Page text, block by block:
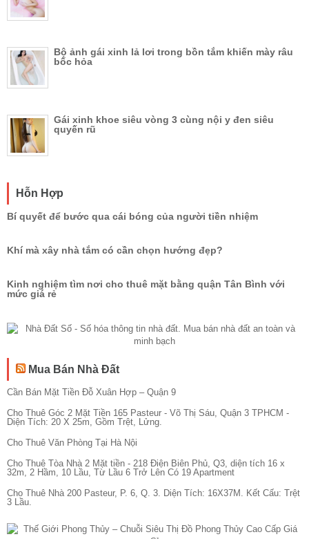
Bộ ảnh gái xinh lả lơi trong bồn tắm khiến mày râu
bốc hỏa
Gái xinh khoe siêu vòng 3 cùng nội y đen siêu
quyến rũ
Hỗn Hợp
Bí quyết để bước qua cái bóng của người tiền nhiệm
Khí mà xây nhà tắm có cần chọn hướng đẹp?
Kinh nghiệm tìm nơi cho thuê mặt bằng quận Tân Bình với
mức giá rẻ
Mua Bán Nhà Đất
Cần Bán Mặt Tiền Đỗ Xuân Hợp – Quận 9
Cho Thuê Góc 2 Mặt Tiền 165 Pasteur - Võ Thị Sáu, Quận 3 TPHCM -
Diện Tích: 20 X 25m, Gồm Trệt, Lửng.
Cho Thuê Văn Phòng Tại Hà Nội
Cho Thuê Tòa Nhà 2 Mặt tiền - 218 Điện Biên Phủ, Q3, diện tích 16 x
32m, 2 Hầm, 10 Lầu, Từ Lầu 6 Trở Lên Có 19 Apartment
Cho Thuê Nhà 200 Pasteur, P. 6, Q. 3. Diện Tích: 16X37M. Kết Cấu: Trệt
3 Lầu.